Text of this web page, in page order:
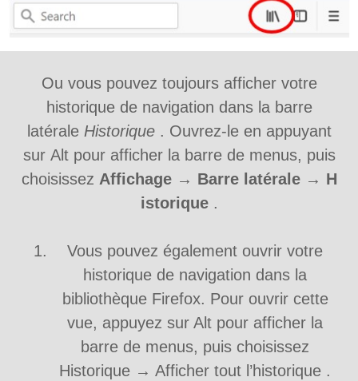
Ou vous pouvez toujours afficher votre
historique de navigation dans la barre
latérale Historique. Ouvrez-le en appuyant
sur Alt pour afficher la barre de menus, puis
choisissez Affichage → Barre latérale → H
istorique.
Vous pouvez également ouvrir votre
historique de navigation dans la
bibliothèque Firefox. Pour ouvrir cette
vue, appuyez sur Alt pour afficher la
barre de menus, puis choisissez
Historique → Afficher tout l’historique .